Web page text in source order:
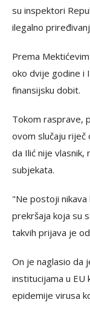
su inspektori
ilegalno
Prema
oko dvije godine i
finansijsku dobit.
Tokom rasprave,
ovom slučaju riječ
da Ilić nije vlasnik,
subjekata.
"Ne postoji
prekršaja koja su
takvih prijava je
On je naglasio da
institucijama u
epidemije virusa